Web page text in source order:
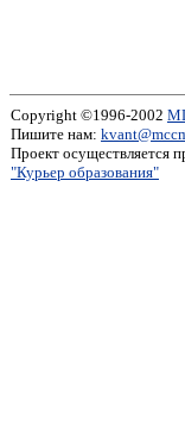
Copyright ©1996-2002
Пишите нам:
Проект осуществляется
"Курьер образования"